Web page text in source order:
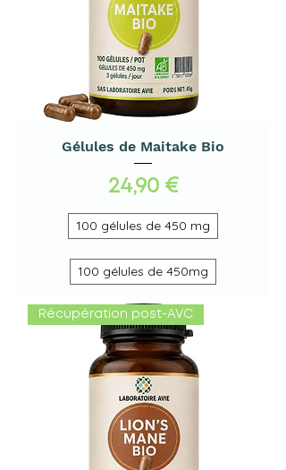
Gélules de Maitake Bio
Prix
24,90 €
100 gélules de 450 mg
100 gélules de 450mg
Récupération post-AVC